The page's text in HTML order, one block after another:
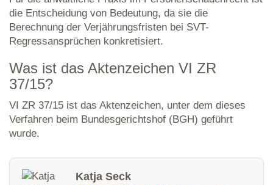
die Entscheidung von Bedeutung, da sie die
Berechnung der Verjährungsfristen bei SVT-
Regressansprüchen konkretisiert.
Was ist das Aktenzeichen VI ZR
37/15?
VI ZR 37/15 ist das Aktenzeichen, unter dem dieses
Verfahren beim Bundesgerichtshof (BGH) geführt
wurde.
Katja Seck